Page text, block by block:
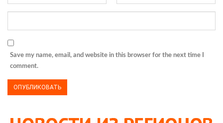
Save my name, email, and website in this browser for the next time I
comment.